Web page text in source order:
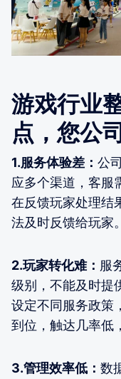
游戏行业
点，您公
1.服务体验差： 公
应多个渠道，客服
在反馈玩家处理结
法及时反馈给玩家。
2.玩家转化难： 服
级别，不能及时提
设定不同服务政策
到位，触达几率低
3.管理效率低： 数